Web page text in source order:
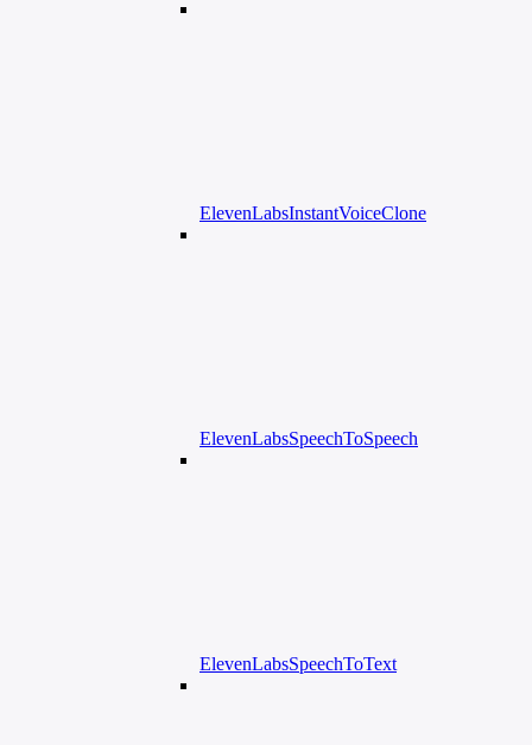
ElevenLabsInstantVoiceClone
ElevenLabsSpeechToSpeech
ElevenLabsSpeechToText